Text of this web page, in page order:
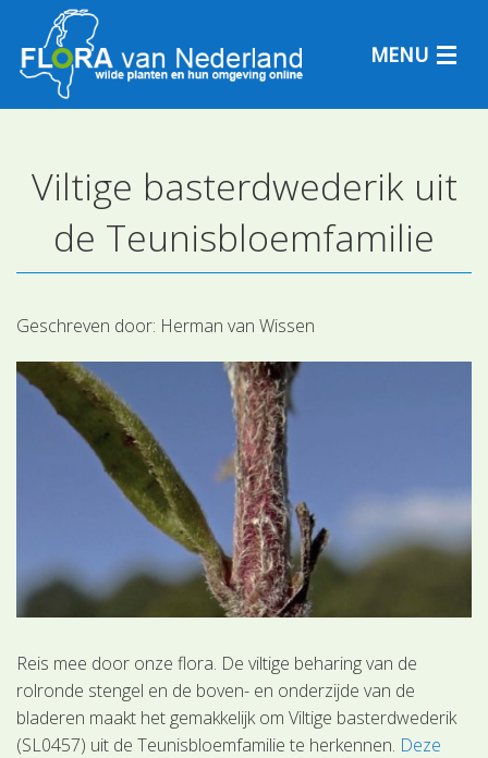
MENU
Plantensoorten
Determineren
Viltige basterdwederik uit
de Teunisbloemfamilie
Geschreven door: Herman van Wissen
Reis mee door onze flora. De viltige beharing van de
rolronde stengel en de boven- en onderzijde van de
bladeren maakt het gemakkelijk om Viltige basterdwederik
(SL0457) uit de Teunisbloemfamilie te herkennen. Deze